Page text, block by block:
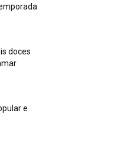
doces
e